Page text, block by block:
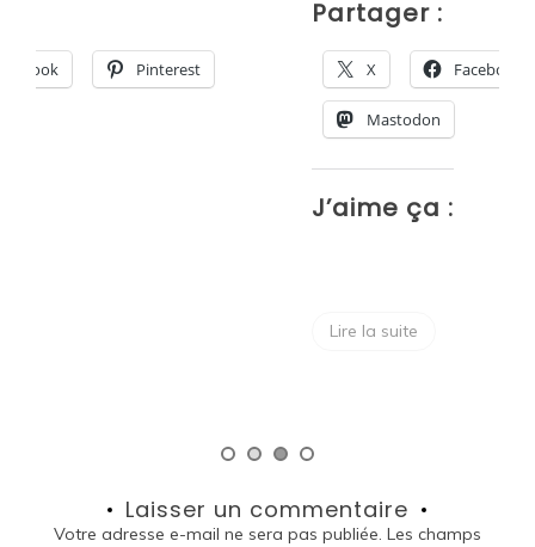
X Facebook Pinterest
Laisser un commentaire
Votre adresse e-mail ne sera pas publiée. Les champs